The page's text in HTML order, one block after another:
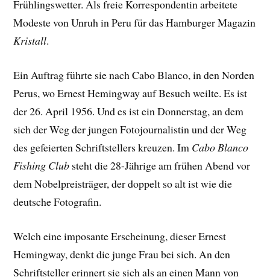
Frühlingswetter. Als freie Korrespondentin arbeitete
Modeste von Unruh in Peru für das Hamburger Magazin
Kristall.
Ein Auftrag führte sie nach Cabo Blanco, in den Norden
Perus, wo Ernest Hemingway auf Besuch weilte. Es ist
der 26. April 1956. Und es ist ein Donnerstag, an dem
sich der Weg der jungen Fotojournalistin und der Weg
des gefeierten Schriftstellers kreuzen. Im Cabo Blanco
Fishing Club steht die 28-Jährige am frühen Abend vor
dem Nobelpreisträger, der doppelt so alt ist wie die
deutsche Fotografin.
Welch eine imposante Erscheinung, dieser Ernest
Hemingway, denkt die junge Frau bei sich. An den
Schriftsteller erinnert sie sich als an einen Mann von